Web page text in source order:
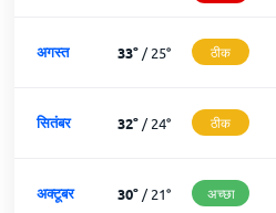
अगस्त 33°/25° ठीक
सितंबर 32°/24° ठीक
अक्टूबर 30°/21° अच्छा